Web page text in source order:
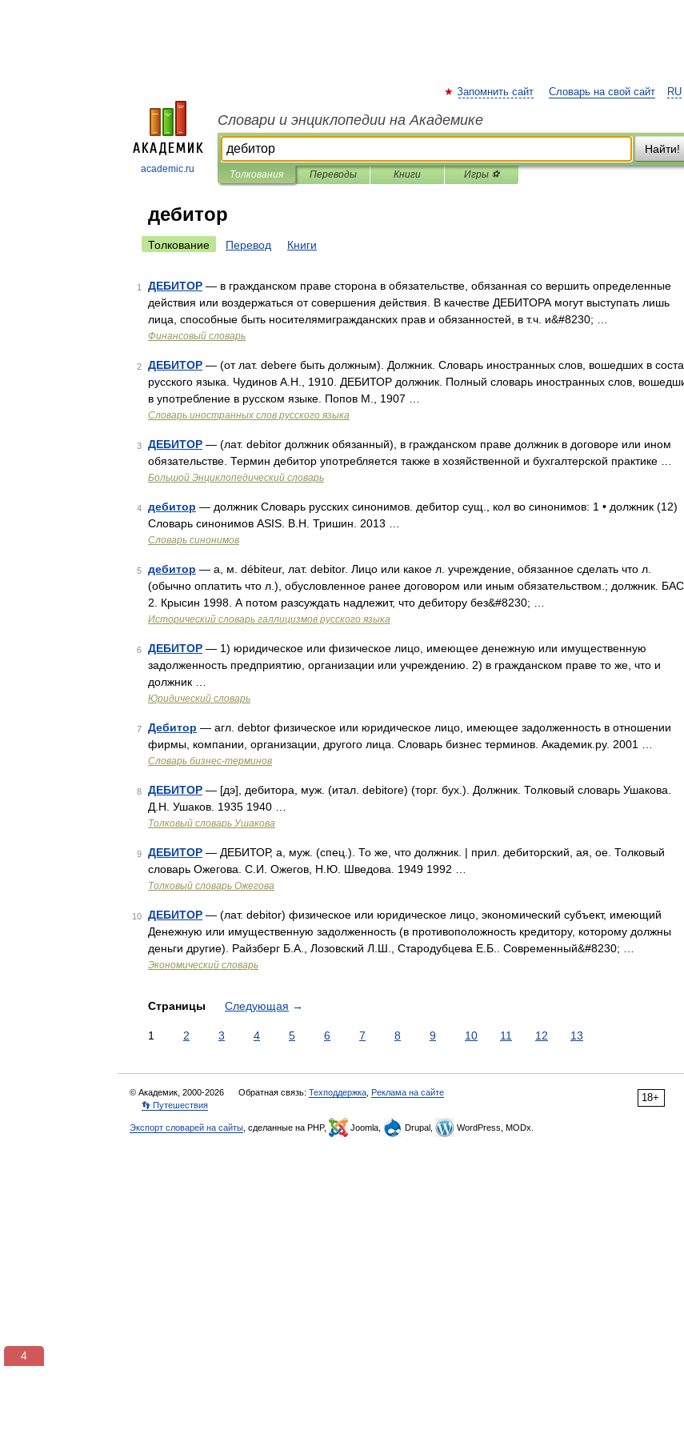
academic.ru
RU
Запомнить сайт Словарь на свой сайт
Словари и энциклопедии на Академике
Найти!
Толкования Переводы Книги Игры ⚽
дебитор
Толкование Перевод Книги
1 ДЕБИТОР — в гражданском праве сторона в обязательстве, обязанная со вершить определенные
действия или воздержаться от совершения действия. В качестве ДЕБИТОРА могут выступать лишь
лица, способные быть носителямигражданских прав и обязанностей, в т.ч. и&#8230; …
Финансовый словарь
2 ДЕБИТОР — (от лат. debere быть должным). Должник. Словарь иностранных слов, вошедших в
русского языка. Чудинов А.Н., 1910. ДЕБИТОР должник. Полный словарь иностранных слов,
в употребление в русском языке. Попов М., 1907 …
Словарь иностранных слов русского языка
3 ДЕБИТОР — (лат. debitor должник обязанный), в гражданском праве должник в договоре или ином
обязательстве. Термин дебитор употребляется также в хозяйственной и бухгалтерской практике …
Большой Энциклопедический словарь
4 дебитор — должник Словарь русских синонимов. дебитор сущ., кол во синонимов: 1 • должник (12)
Словарь синонимов ASIS. В.Н. Тришин. 2013 …
Словарь синонимов
5 дебитор — а, м. débiteur, лат. debitor. Лицо или какое л. учреждение, обязанное сделать что л.
(обычно оплатить что л.), обусловленное ранее договором или иным обязательством.; должник. БАС
2. Крысин 1998. А потом разсуждать надлежит, что дебитору без&#8230; …
Исторический словарь галлицизмов русского языка
6 ДЕБИТОР — 1) юридическое или физическое лицо, имеющее денежную или имущественную
задолженность предприятию, организации или учреждению. 2) в гражданском праве то же, что и
должник …
Юридический словарь
7 Дебитор — агл. debtor физическое или юридическое лицо, имеющее задолженность в отношении
фирмы, компании, организации, другого лица. Словарь бизнес терминов. Академик.ру. 2001 …
Словарь бизнес-терминов
8 ДЕБИТОР — [дэ], дебитора, муж. (итал. debitore) (торг. бух.). Должник. Толковый словарь Ушакова.
Д.Н. Ушаков. 1935 1940 …
Толковый словарь Ушакова
9 ДЕБИТОР — ДЕБИТОР, а, муж. (спец.). То же, что должник. | прил. дебиторский, ая, ое. Толковый
словарь Ожегова. С.И. Ожегов, Н.Ю. Шведова. 1949 1992 …
Толковый словарь Ожегова
10 ДЕБИТОР — (лат. debitor) физическое или юридическое лицо, экономический субъект, имеющий
Денежную или имущественную задолженность (в противоположность кредитору, которому должны
деньги другие). Райзберг Б.А., Лозовский Л.Ш., Стародубцева Е.Б.. Современный&#8230; …
Экономический словарь
Страницы Следующая →
1 2 3 4 5 6 7 8 9 10 11 12 13
18+
© Академик, 2000-2026 Обратная связь: Техподдержка Реклама на сайте
👣 Путешествия
Экспорт словарей на сайты , сделанные на PHP, Joomla, Drupal, WordPress, MODx.
3